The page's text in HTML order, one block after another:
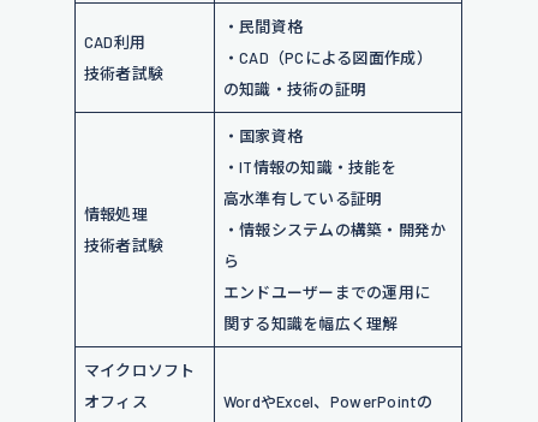
CAD利用
技術者試験
・民間資格
・CAD（PCによる図面作成）
の知識・技術の証明
情報処理
技術者試験
・国家資格
・IT情報の知識・技能を
高水準有している証明
・情報システムの構築・開発か
ら
エンドユーザーまでの運用に
関する知識を幅広く理解
マイクロソフト
オフィス
WordやExcel、PowerPointの